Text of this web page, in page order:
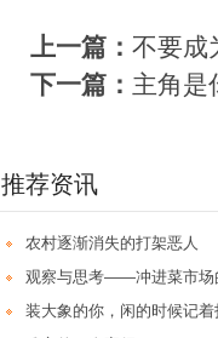
上一篇： 不要成
下一篇： 主角是
推荐资讯
农村逐渐消失的打架恶人
观察与思考——冲进菜市场
装大象的你，闲的时候记